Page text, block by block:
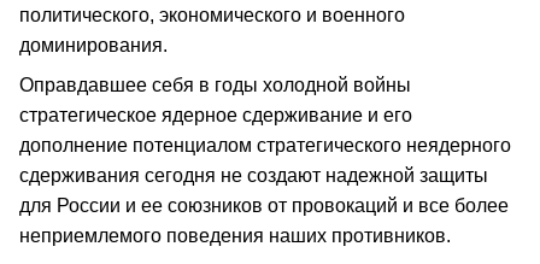
политического, экономического и военного
доминирования.
Оправдавшее себя в годы холодной войны
стратегическое ядерное сдерживание и его
дополнение потенциалом стратегического неядерного
сдерживания сегодня не создают надежной защиты
для России и ее союзников от провокаций и все более
неприемлемого поведения наших противников.